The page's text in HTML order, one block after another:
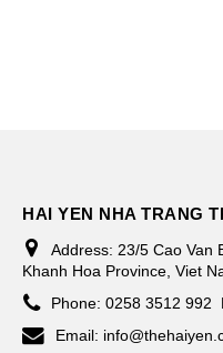
HAI YEN NHA TRANG
Address: 23/5 Cao Van
Khanh Hoa Province, Viet
Phone: 0258 3512 992
Email: